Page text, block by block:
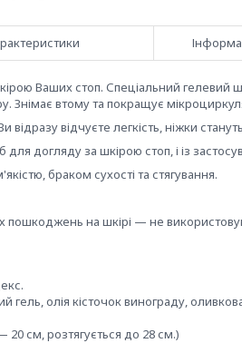
Ваших стоп. Спеціальний гелевий
Знімає втому та покращує
відчуєте легкість, ніжки
догляду за шкірою стоп, і із
браком сухості та стягування.
пошкоджень на шкірі — не
олія кісточок винограду,
см, розтягується до 28 см.)